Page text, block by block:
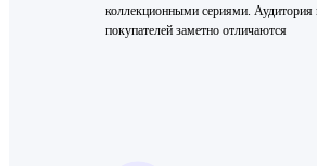
коллекционными сериями. Аудитория
покупателей заметно отличаются